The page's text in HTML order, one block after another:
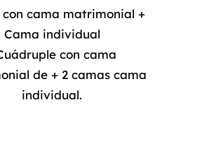
con cama matrimonial +
Cama individual
con cama
de + 2 camas cama
individual.